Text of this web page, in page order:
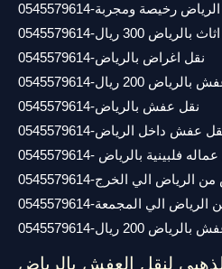
ومجربة-0545579614
300 ريال-0545579614
نقل اغراض بالرياض-0545579614
200 ريال-0545579614
نقل عفش بالرياض-0545579614
عفش داخل الرياض-0545579614
فلبينية بالرياض -0545579614
الي الخرج-0545579614
الي المجمعة-0545579614
200 ريال-0545579614
لنقل العفش بالرياض